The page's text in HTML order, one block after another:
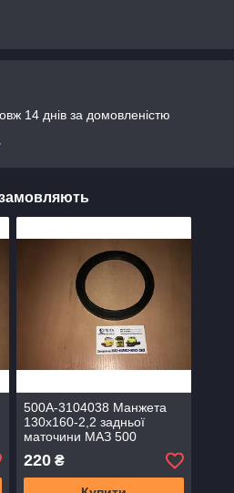
14 днів за домовленістю
500А-3104038 Манжета
130х160-2,2 задньої
маточини МАЗ 500
220₴